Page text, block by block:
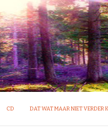
CD DAT WAT MAAR NIET VERDER